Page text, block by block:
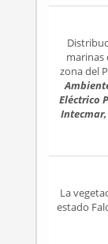
marinas
zona del
Eléctrico
La
estado